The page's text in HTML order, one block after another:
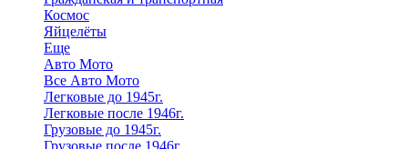
Космос
Яйцелёты
Еще
Авто Мото
Все Авто Мото
Легковые до 1945г.
Легковые после 1946г.
Грузовые до 1945г.
Грузовые после 1946г.